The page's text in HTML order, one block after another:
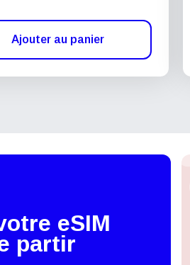
Ajouter au panier
eSIM
partir